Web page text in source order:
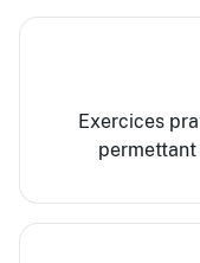
Exercices